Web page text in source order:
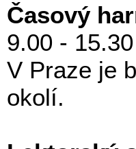
Časový
9.00 -
V Praze je
okolí.